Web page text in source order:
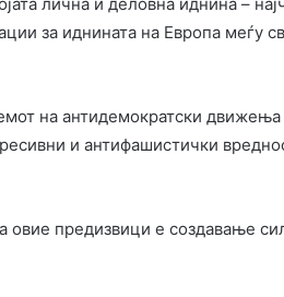
за иднината на Европа меѓу
на антидемократски движења
и антифашистички
предизвици е создавање